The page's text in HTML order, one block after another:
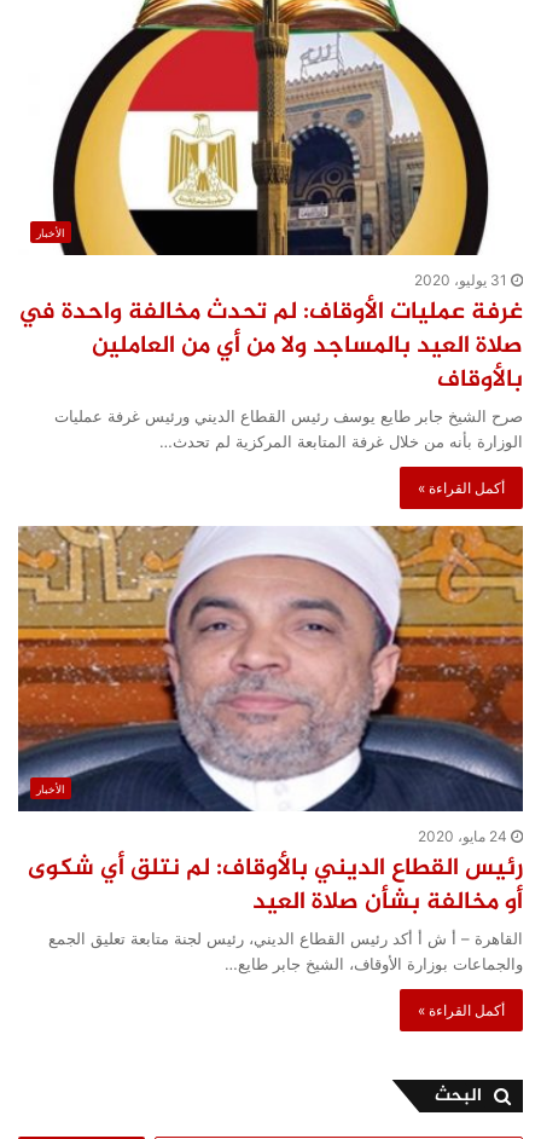
الأخبار
31 يوليو، 2020
غرفة عمليات الأوقاف: لم تحدث مخالفة واحدة في
صلاة العيد بالمساجد ولا من أي من العاملين
بالأوقاف
صرح الشيخ جابر طايع يوسف رئيس القطاع الديني ورئيس غرفة عمليات
الوزارة بأنه من خلال غرفة المتابعة المركزية لم تحدث…
أكمل القراءة »
الأخبار
24 مايو، 2020
رئيس القطاع الديني بالأوقاف: لم نتلق أي شكوى
أو مخالفة بشأن صلاة العيد
القاهرة – أ ش أ أكد رئيس القطاع الديني، رئيس لجنة متابعة تعليق الجمع
والجماعات بوزارة الأوقاف، الشيخ جابر طايع…
أكمل القراءة »
البحث